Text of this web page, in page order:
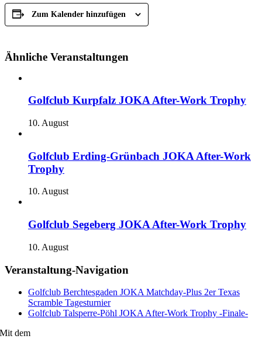
Zum Kalender hinzufügen
Ähnliche Veranstaltungen
Golfclub Kurpfalz JOKA After-Work Trophy
10. August
Golfclub Erding-Grünbach JOKA After-Work
Trophy
10. August
Golfclub Segeberg JOKA After-Work Trophy
10. August
Veranstaltung-Navigation
Golfclub Berchtesgaden JOKA Matchday-Plus 2er Texas
Scramble Tagesturnier
Golfclub Talsperre-Pöhl JOKA After-Work Trophy -Finale-
Mit dem